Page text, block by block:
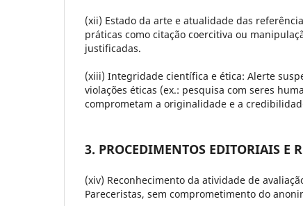
(xii) Estado da arte e atualidade das
práticas como citação coercitiva ou
justificadas.
(xiii) Integridade científica e ética: Alerte
violações éticas (ex.: pesquisa com seres
comprometam a originalidade e a
3. PROCEDIMENTOS EDITORIAIS E
(xiv) Reconhecimento da atividade de
Pareceristas, sem comprometimento do